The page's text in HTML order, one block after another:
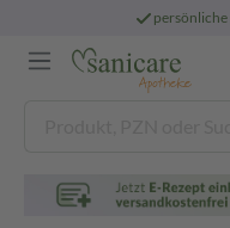
persönliche